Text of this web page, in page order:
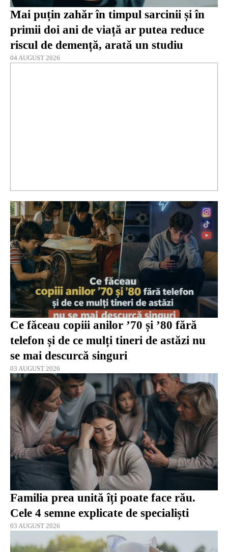
Mai puțin zahăr în timpul sarcinii și în
primii doi ani de viață ar putea reduce
riscul de demență, arată un studiu
04 AUGUST 2026
Ce făceau copiii anilor ’70 și ’80 fără
telefon și de ce mulți tineri de astăzi nu
se mai descurcă singuri
03 AUGUST 2026
Familia prea unită îți poate face rău.
Cele 4 semne explicate de specialiști
03 AUGUST 2026